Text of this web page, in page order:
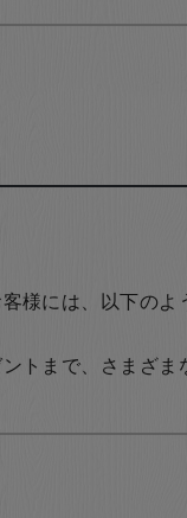
様には、以下の
トまで、さまざ